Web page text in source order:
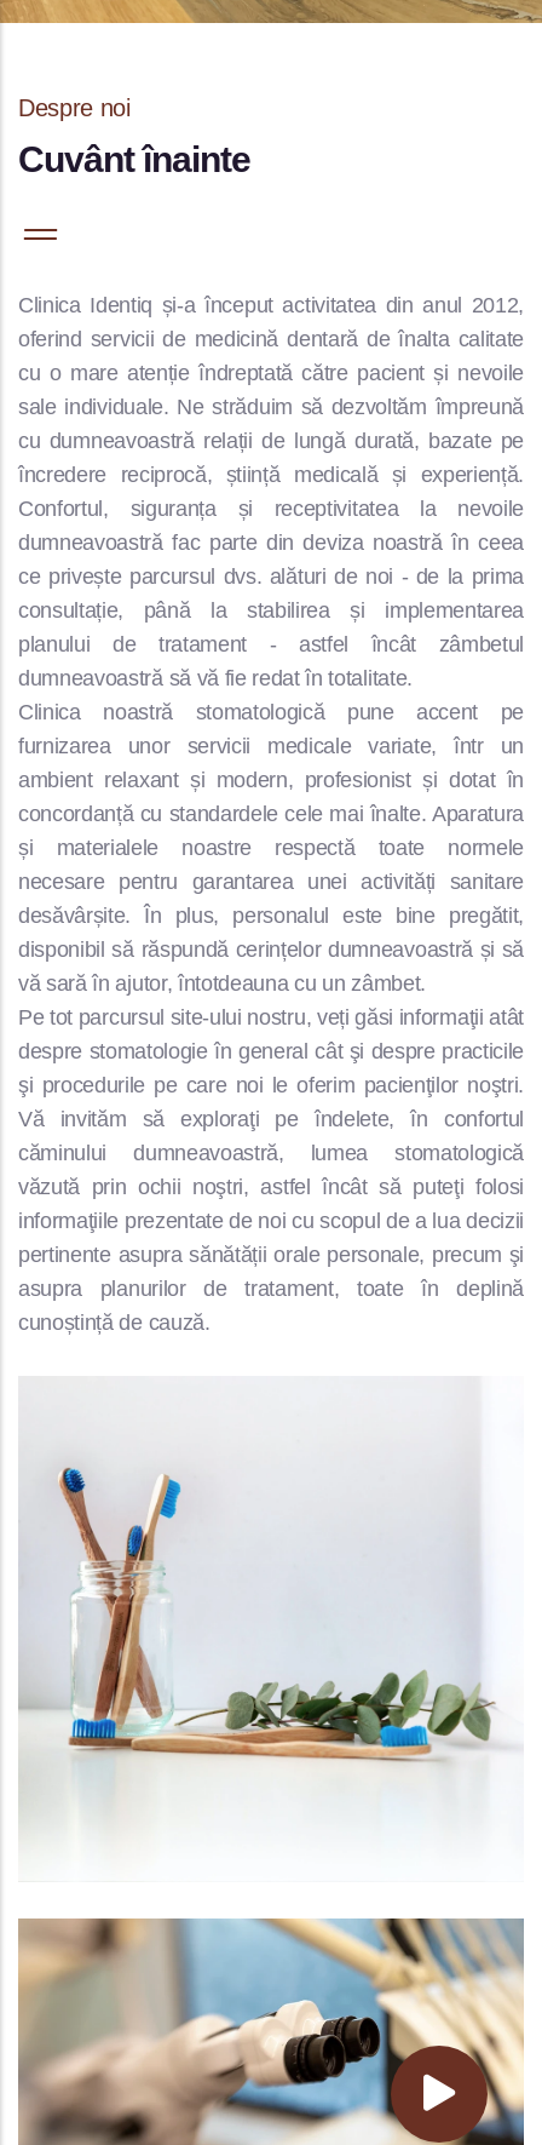
Despre noi
Cuvânt înainte
Clinica Identiq și-a început activitatea din anul 2012,
oferind servicii de medicină dentară de înalta calitate
cu o mare atenție îndreptată către pacient și nevoile
sale individuale. Ne străduim să dezvoltăm împreună
cu dumneavoastră relații de lungă durată, bazate pe
încredere reciprocă, știință medicală și experiență.
Confortul, siguranța și receptivitatea la nevoile
dumneavoastră fac parte din deviza noastră în ceea
ce privește parcursul dvs. alături de noi - de la prima
consultație, până la stabilirea și implementarea
planului de tratament - astfel încât zâmbetul
dumneavoastră să vă fie redat în totalitate.
Clinica noastră stomatologică pune accent pe
furnizarea unor servicii medicale variate, într un
ambient relaxant și modern, profesionist și dotat în
concordanță cu standardele cele mai înalte. Aparatura
și materialele noastre respectă toate normele
necesare pentru garantarea unei activități sanitare
desăvârșite. În plus, personalul este bine pregătit,
disponibil să răspundă cerințelor dumneavoastră și să
vă sară în ajutor, întotdeauna cu un zâmbet.
Pe tot parcursul site-ului nostru, veți găsi informaţii atât
despre stomatologie în general cât şi despre practicile
şi procedurile pe care noi le oferim pacienţilor noştri.
Vă invităm să exploraţi pe îndelete, în confortul
căminului dumneavoastră, lumea stomatologică
văzută prin ochii noştri, astfel încât să puteţi folosi
informaţiile prezentate de noi cu scopul de a lua decizii
pertinente asupra sănătății orale personale, precum şi
asupra planurilor de tratament, toate în deplină
cunoștință de cauză.